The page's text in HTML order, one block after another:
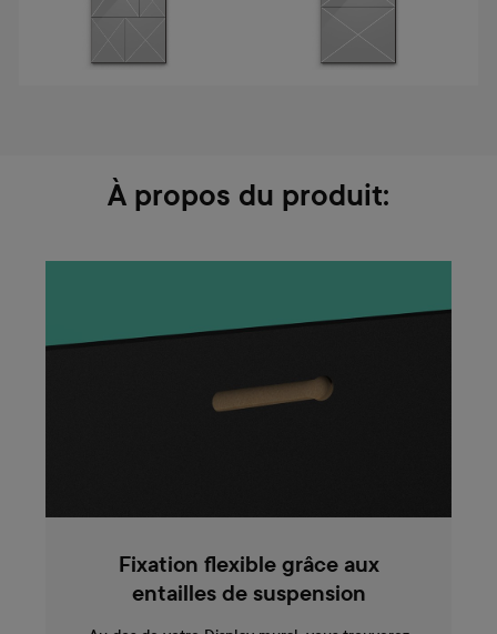
À propos du produit:
Fixation flexible grâce aux
entailles de suspension